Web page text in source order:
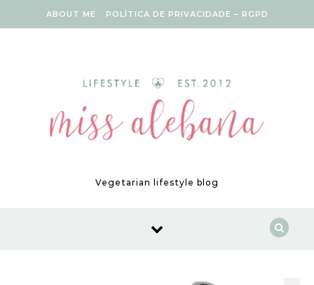
ABOUT ME POLÍTICA DE PRIVACIDADE – RGPD
Vegetarian lifestyle blog